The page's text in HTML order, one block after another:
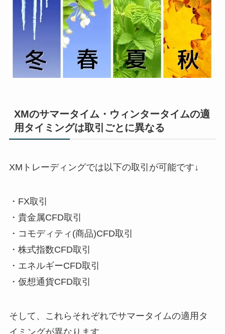
XMのサマータイム・ウィンタータイムの適
用タイミングは取引ごとに異なる
XMトレーディングでは以下の取引が可能です↓
・FX取引
・貴金属CFD取引
・コモディティ(商品)CFD取引
・株式指数CFD取引
・エネルギーCFD取引
・仮想通貨CFD取引
そして、これらそれぞれでサマータイムの適用タ
イミングが異なります。